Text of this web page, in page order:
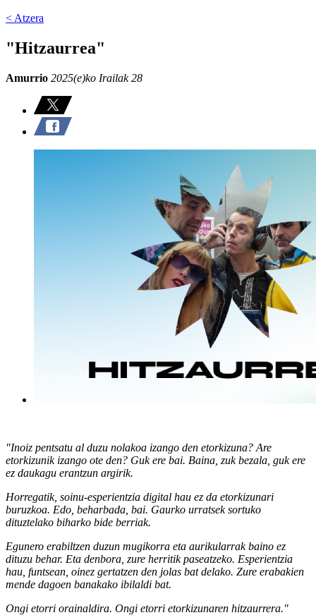
< Atzera
"Hitzaurrea"
Amurrio 2025(e)ko Irailak 28
"Inoiz pentsatu al duzu nolakoa izango den etorkizuna? Are
etorkizunik izango ote den? Guk ere bai. Baina, zuk bezala, guk ere
ez daukagu erantzun argirik.
Horregatik, soinu-esperientzia digital hau ez da etorkizunari
buruzkoa. Edo, beharbada, bai. Gaurko urratsek sortuko
dituztelako biharko bide berriak.
Egunero erabiltzen duzun mugikorra eta aurikularrak baino ez
dituzu behar. Eta denbora, zure herritik paseatzeko. Esperientzia
hau, funtsean, oinez gertatzen den jolas bat delako. Zure erabakien
mende dagoen banakako ibilaldi bat.
Ongi etorri orainaldira. Ongi etorri etorkizunaren hitzaurrera."